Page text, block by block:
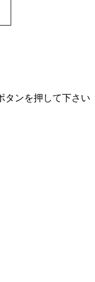
タンを押して下さい